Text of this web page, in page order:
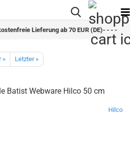
Lieferung ab 70 EUR (DE)- - - - - - -
»
Letzter »
Batist Webware Hilco 50 cm
Hilco